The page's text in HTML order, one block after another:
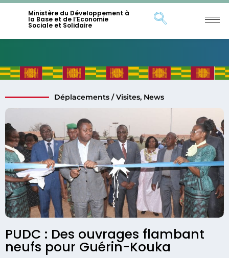
Ministère du Développement à
la Base et de l’Economie
Sociale et Solidaire
PUDC : Des ouvrages flambant
neufs pour Guérin-Kouka
Déplacements / Visites, News